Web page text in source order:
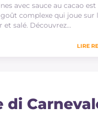
avec sauce au cacao est
complexe qui joue sur
et salé. Découvrez…
LIRE
di